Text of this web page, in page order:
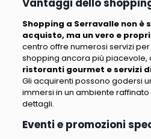
Vantaggi dello
Shopping a Serravalle non è
acquisto, ma un vero e
centro offre numerosi servizi
shopping ancora più piacevole,
ristoranti gourmet e servizi
Gli acquirenti possono godersi
immersi in un ambiente
dettagli.
Eventi e promozioni